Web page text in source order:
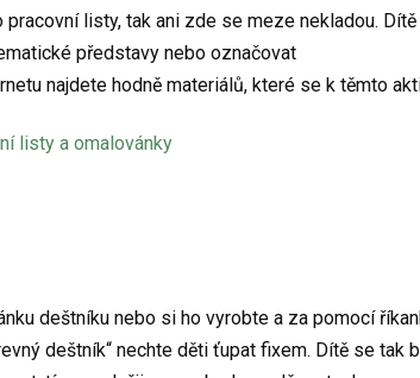
pracovní listy, tak ani zde se meze nekladou.
představy nebo označovat
najdete hodně materiálů, které se k těmto
listy a omalovánky
deštníku nebo si ho vyrobte a za pomocí
deštník“ nechte děti ťupat fixem. Dítě se